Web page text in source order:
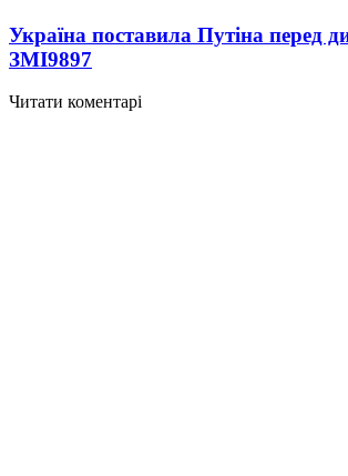
Україна поставила Путіна перед
ЗМІ9897
Читати коментарі